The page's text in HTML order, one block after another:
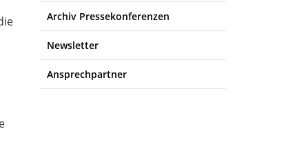
Archiv Pressekonferenzen
Newsletter
Ansprechpartner